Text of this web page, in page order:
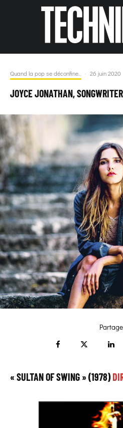
Quand la pop se déconfine... · 26 juin 2020
JOYCE JONATHAN,
« SULTAN OF SWING » (1978)